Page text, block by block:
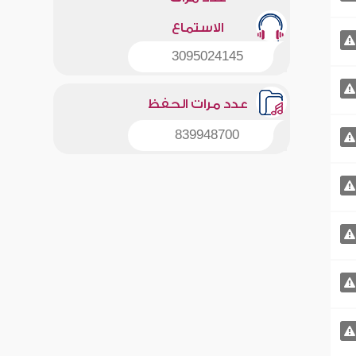
الاستماع
3095024145
عدد مرات الحفظ
839948700